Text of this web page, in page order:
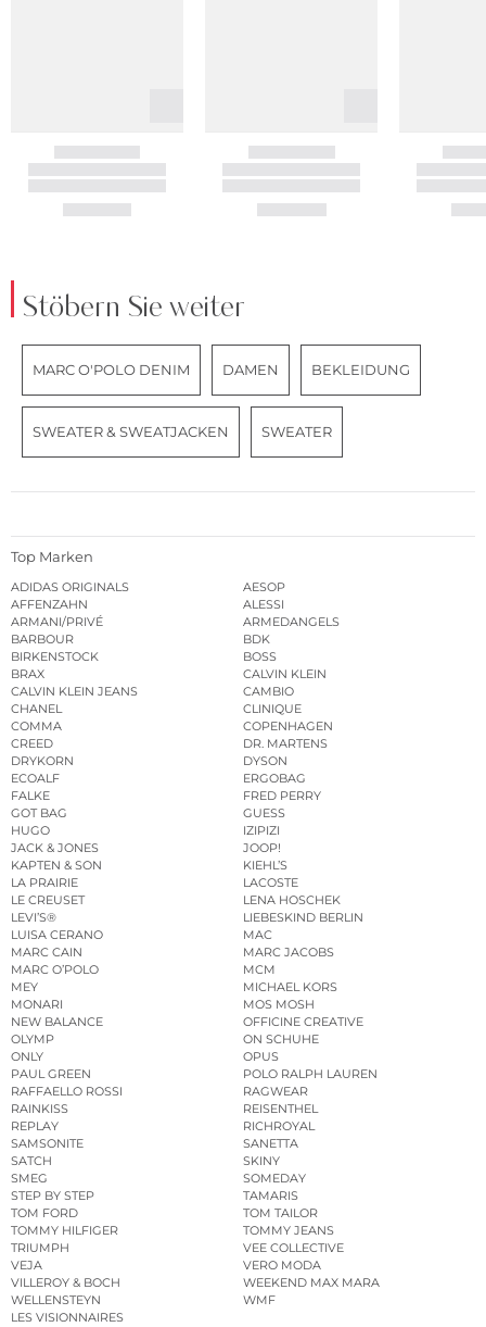
Stöbern Sie weiter
MARC O'POLO DENIM DAMEN BEKLEIDUNG
SWEATER & SWEATJACKEN SWEATER
Top Marken
ADIDAS ORIGINALS
AESOP
AFFENZAHN
ALESSI
ARMANI/PRIVÉ
ARMEDANGELS
BARBOUR
BDK
BIRKENSTOCK
BOSS
BRAX
CALVIN KLEIN
CALVIN KLEIN JEANS
CAMBIO
CHANEL
CLINIQUE
COMMA
COPENHAGEN
CREED
DR. MARTENS
DRYKORN
DYSON
ECOALF
ERGOBAG
FALKE
FRED PERRY
GOT BAG
GUESS
HUGO
IZIPIZI
JACK & JONES
JOOP!
KAPTEN & SON
KIEHL’S
LA PRAIRIE
LACOSTE
LE CREUSET
LENA HOSCHEK
LEVI’S®
LIEBESKIND BERLIN
LUISA CERANO
MAC
MARC CAIN
MARC JACOBS
MARC O’POLO
MCM
MEY
MICHAEL KORS
MONARI
MOS MOSH
NEW BALANCE
OFFICINE CREATIVE
OLYMP
ON SCHUHE
ONLY
OPUS
PAUL GREEN
POLO RALPH LAUREN
RAFFAELLO ROSSI
RAGWEAR
RAINKISS
REISENTHEL
REPLAY
RICHROYAL
SAMSONITE
SANETTA
SATCH
SKINY
SMEG
SOMEDAY
STEP BY STEP
TAMARIS
TOM FORD
TOM TAILOR
TOMMY HILFIGER
TOMMY JEANS
TRIUMPH
VEE COLLECTIVE
VEJA
VERO MODA
VILLEROY & BOCH
WEEKEND MAX MARA
WELLENSTEYN
WMF
LES VISIONNAIRES